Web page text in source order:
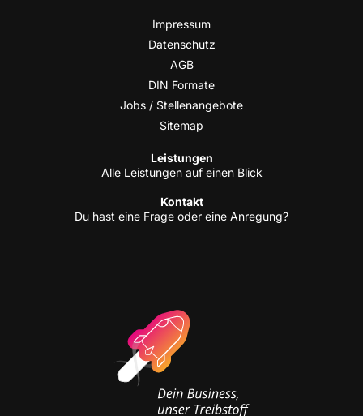
Impres­sum
Daten­schutz
AGB
DIN For­ma­te
Jobs / Stellenangebote
Site­map
Leis­tun­gen
Alle Leis­tun­gen auf einen Blick
Kon­takt
Du hast eine Fra­ge oder eine Anregung?